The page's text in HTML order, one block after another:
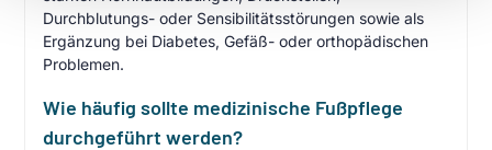
Durchblutungs- oder Sensibilitätsstörungen sowie als
Ergänzung bei Diabetes, Gefäß- oder orthopädischen
Problemen.
Wie häufig sollte medizinische Fußpflege
durchgeführt werden?